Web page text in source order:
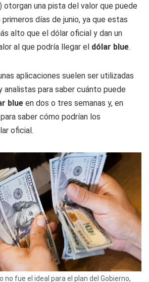
otorgan una pista del valor que puede
días de junio, ya que estas
alto que el dólar oficial y dan un
al que podría llegar el dólar blue.
aplicaciones suelen ser utilizadas
analistas para saber cuánto puede
blue en dos o tres semanas y, en
saber cómo podrían los
oficial.
no fue el ideal para el plan del Gobierno,